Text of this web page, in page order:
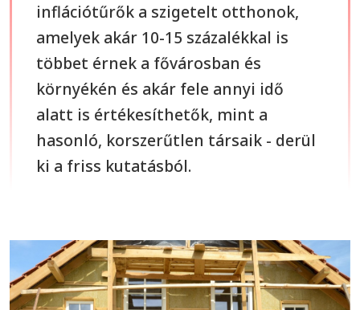
inflációtűrők a szigetelt otthonok,
amelyek akár 10-15 százalékkal is
többet érnek a fővárosban és
környékén és akár fele annyi idő
alatt is értékesíthetők, mint a
hasonló, korszerűtlen társaik - derül
ki a friss kutatásból.